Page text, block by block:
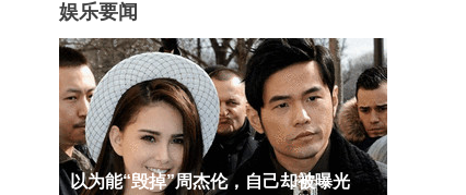
娱乐要闻
以为能“毁掉”周杰伦，自己却被曝光